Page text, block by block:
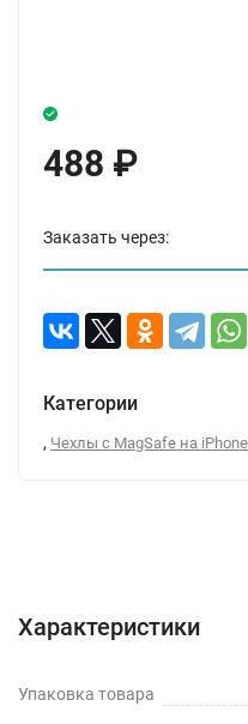
488 ₽
Заказать через:
Категории
, Чехлы с MagSafe на
Характеристики
Упаковка товара